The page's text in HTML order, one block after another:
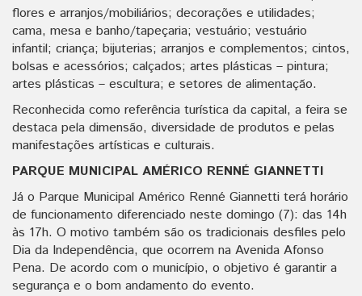
flores e arranjos/mobiliários; decorações e utilidades;
cama, mesa e banho/tapeçaria; vestuário; vestuário
infantil; criança; bijuterias; arranjos e complementos; cintos,
bolsas e acessórios; calçados; artes plásticas – pintura;
artes plásticas – escultura; e setores de alimentação.
Reconhecida como referência turística da capital, a feira se
destaca pela dimensão, diversidade de produtos e pelas
manifestações artísticas e culturais.
PARQUE MUNICIPAL AMÉRICO RENNÉ GIANNETTI
Já o Parque Municipal Américo Renné Giannetti terá horário
de funcionamento diferenciado neste domingo (7): das 14h
às 17h. O motivo também são os tradicionais desfiles pelo
Dia da Independência, que ocorrem na Avenida Afonso
Pena. De acordo com o município, o objetivo é garantir a
segurança e o bom andamento do evento.